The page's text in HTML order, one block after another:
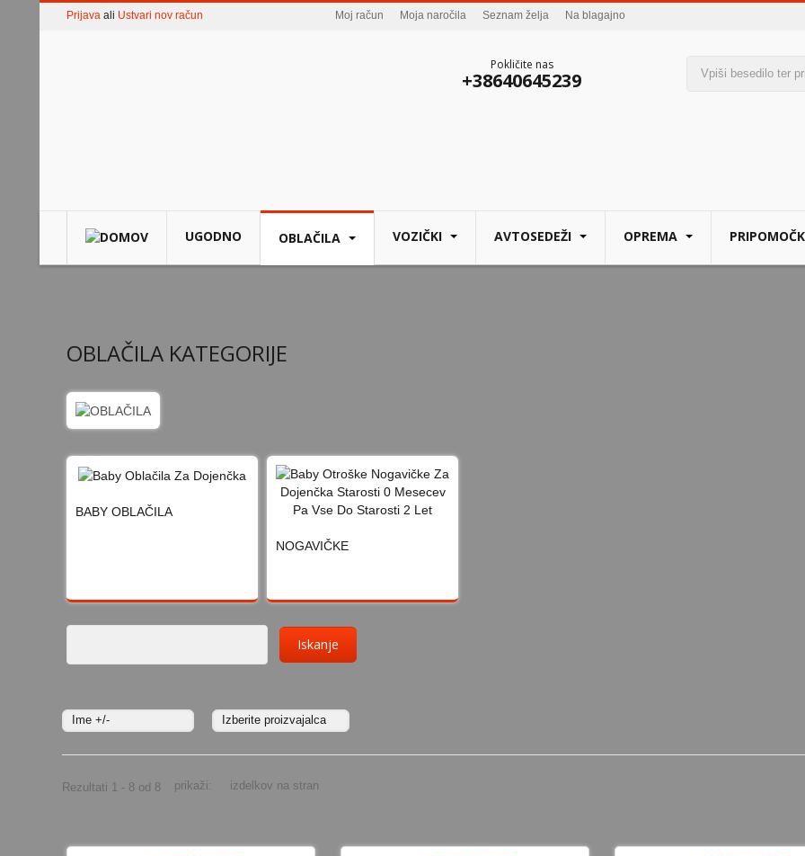
Prijava ali Ustvari nov račun Moj račun Moja naročila Seznam želja Na blagajno
Pokličite nas
+38640645239
UGODNO OBLAČILA VOZIČKI AVTOSEDEŽI OPREMA
OBLAČILA KATEGORIJE
BABY OBLAČILA
NOGAVIČKE
Ime +/- Izberite proizvajalca
Rezultati 1 - 8 od 8 prikaži: izdelkov na stran